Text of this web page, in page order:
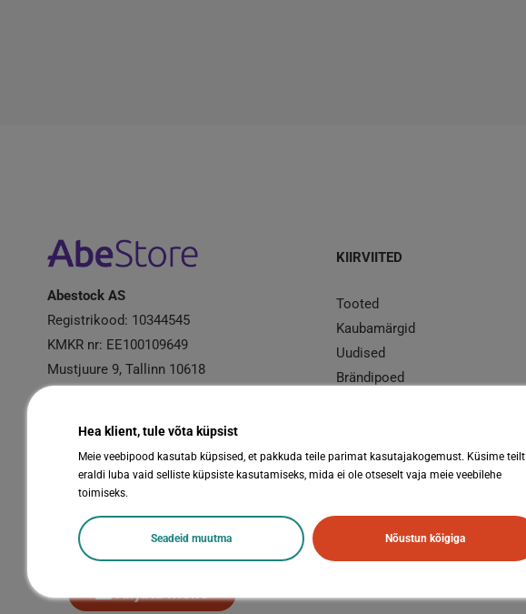
Abestock AS
Registrikood: 10344545
KMKR nr: EE100109649
Mustjuure 9, Tallinn 10618
KIIRVIITED
Tooted
Kaubamärgid
Uudised
Brändipoed
Hea klient, tule võta küpsist
Meie veebipood kasutab küpsised, et pakkuda teile parimat kasutajakogemust. Küsime teilt
eraldi luba vaid selliste küpsiste kasutamiseks, mida ei ole otseselt vaja meie veebilehe
toimiseks.
Seadeid muutma Nõustun kõigiga